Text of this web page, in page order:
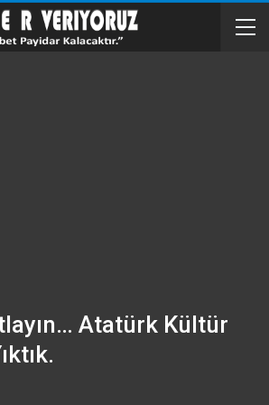
Atatürk Kültür